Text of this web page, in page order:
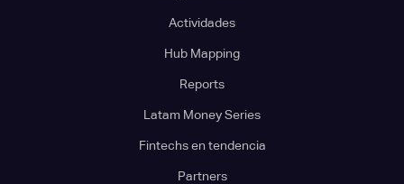
Actividades
Hub Mapping
Reports
Latam Money Series
Fintechs en tendencia
Partners